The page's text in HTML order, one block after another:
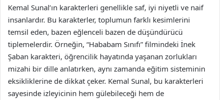
Kemal Sunal’ın karakterleri genellikle saf, iyi niyetli ve naif
insanlardır. Bu karakterler, toplumun farklı kesimlerini
temsil eden, bazen eğlenceli bazen de düşündürücü
tiplemelerdir. Örneğin, “Hababam Sınıfı” filmindeki İnek
Şaban karakteri, öğrencilik hayatında yaşanan zorlukları
mizahi bir dille anlatırken, aynı zamanda eğitim sisteminin
eksikliklerine de dikkat çeker. Kemal Sunal, bu karakterleri
sayesinde izleyicinin hem gülebileceği hem de